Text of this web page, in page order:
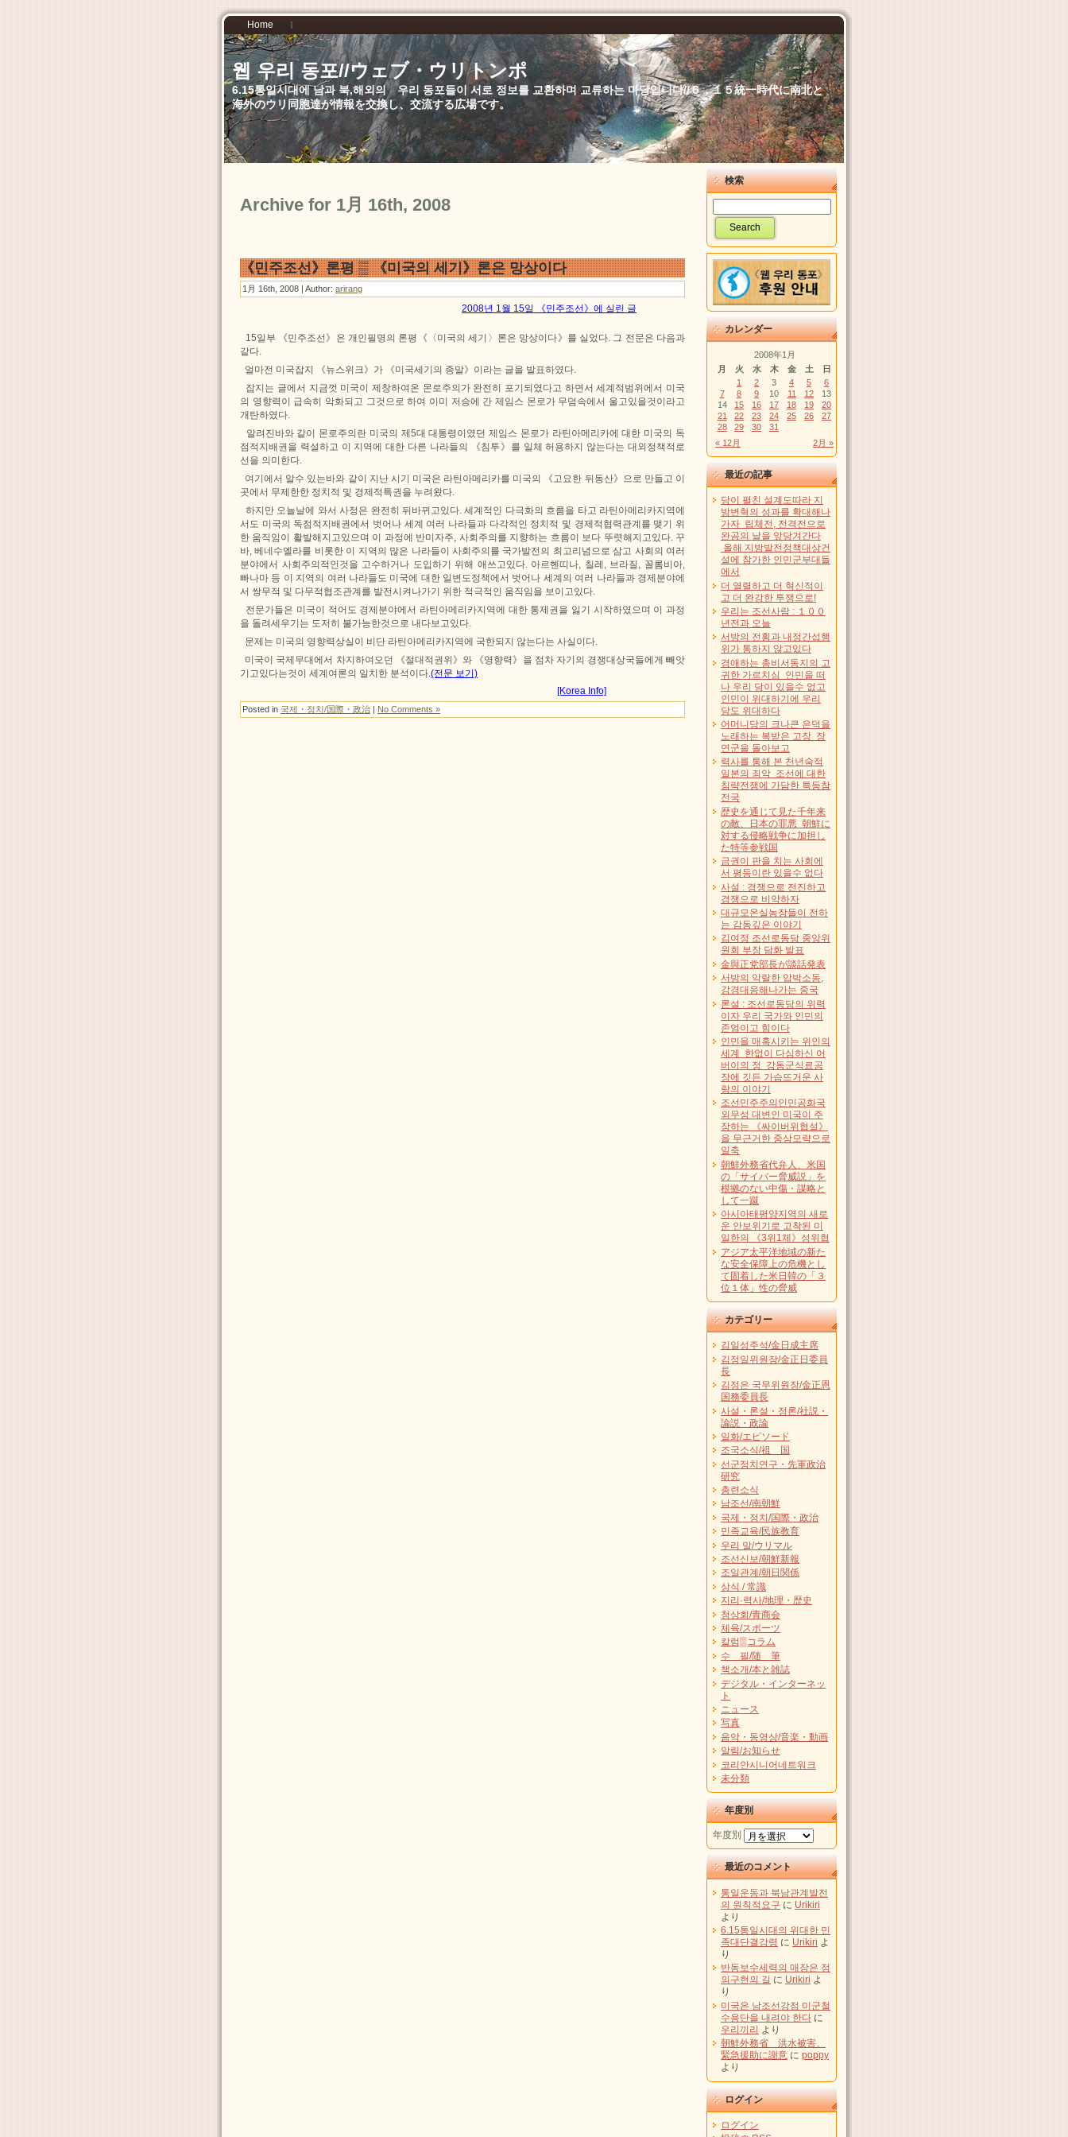
Home
웹 우리 동포//ウェブ・ウリトンポ
6.15통일시대에 남과 북,해외의 우리 동포들이 서로 정보를 교환하며 교류하는 마당입니다//６．１５統一時代に南北と
海外のウリ同胞達が情報を交換し、交流する広場です。
Archive for 1月 16th, 2008
《민주조선》론평 ▒ 《미국의 세기》론은 망상이다
1月 16th, 2008 | Author: arirang
2008년 1월 15일 《민주조선》에 실린 글
15일부 《민주조선》은 개인필명의 론평《〈미국의 세기〉론은 망상이다》를 실었다. 그 전문은 다음과
같다.
얼마전 미국잡지 《뉴스위크》가 《미국세기의 종말》이라는 글을 발표하였다.
잡지는 글에서 지금껏 미국이 제창하여온 몬로주의가 완전히 포기되였다고 하면서 세계적범위에서 미국
의 영향력이 급속히 악화되고 그것으로 하여 이미 저승에 간 제임스 몬로가 무덤속에서 울고있을것이라고
개탄하였다.
알려진바와 같이 몬로주의란 미국의 제5대 대통령이였던 제임스 몬로가 라틴아메리카에 대한 미국의 독
점적지배권을 력설하고 이 지역에 대한 다른 나라들의 《침투》를 일체 허용하지 않는다는 대외정책적로
선을 의미한다.
여기에서 알수 있는바와 같이 지난 시기 미국은 라틴아메리카를 미국의 《고요한 뒤동산》으로 만들고 이
곳에서 무제한한 정치적 및 경제적특권을 누려왔다.
하지만 오늘날에 와서 사정은 완전히 뒤바뀌고있다. 세계적인 다극화의 흐름을 타고 라틴아메리카지역에
서도 미국의 독점적지배권에서 벗어나 세계 여러 나라들과 다각적인 정치적 및 경제적협력관계를 맺기 위
한 움직임이 활발해지고있으며 이 과정에 반미자주, 사회주의를 지향하는 흐름이 보다 뚜렷해지고있다. 꾸
바, 베네수엘라를 비롯한 이 지역의 많은 나라들이 사회주의를 국가발전의 최고리념으로 삼고 사회의 여러
분야에서 사회주의적인것을 고수하거나 도입하기 위해 애쓰고있다. 아르헨띠나, 칠레, 브라질, 꼴롬비아,
빠나마 등 이 지역의 여러 나라들도 미국에 대한 일변도정책에서 벗어나 세계의 여러 나라들과 경제분야에
서 쌍무적 및 다무적협조관계를 발전시켜나가기 위한 적극적인 움직임을 보이고있다.
전문가들은 미국이 적어도 경제분야에서 라틴아메리카지역에 대한 통제권을 잃기 시작하였으며 이 과정
을 돌려세우기는 도저히 불가능한것으로 내다보고있다.
문제는 미국의 영향력상실이 비단 라틴아메리카지역에 국한되지 않는다는 사실이다.
미국이 국제무대에서 차지하여오던 《절대적권위》와 《영향력》을 점차 자기의 경쟁대상국들에게 빼앗
기고있다는것이 세계여론의 일치한 분석이다. (전문 보기)
[Korea Info]
Posted in 국제・정치/国際・政治 | No Comments »
検索
カレンダー
2008年1月
月
火 水 木 金 土 日
« 12月 2月 »
1 2 3 4 5
6
7
8 9 10 11 12
13
14
15 16 17 18 19
20
21
22 23 24 25 26
27
28
29 30 31
最近の記事
당이 펼친 설계도따라 지
방변혁의 성과를 확대해나
가자 립체전, 전격전으로
완공의 날을 앞당겨간다
올해 지방발전정책대상건
설에 참가한 인민군부대들
에서
더 열렬하고 더 혁신적이
고 더 완강한 투쟁으로!
우리는 조선사람 : １００
년전과 오늘
서방의 전횡과 내정간섭행
위가 통하지 않고있다
경애하는 총비서동지의 고
귀한 가르치심 인민을 떠
나 우리 당이 있을수 없고
인민이 위대하기에 우리
당도 위대하다
어머니당의 크나큰 은덕을
노래하는 복받은 고장 장
연군을 돌아보고
력사를 통해 본 천년숙적
일본의 죄악 조선에 대한
침략전쟁에 가담한 특등참
전국
歴史を通じて見た千年来
の敵、日本の罪悪 朝鮮に
対する侵略戦争に加担し
た特等参戦国
금권이 판을 치는 사회에
서 평등이란 있을수 없다
사설 : 경쟁으로 전진하고
경쟁으로 비약하자
대규모온실농장들이 전하
는 감동깊은 이야기
김여정 조선로동당 중앙위
원회 부장 담화 발표
金與正党部長が談話発表
서방의 악랄한 압박소동,
강경대응해나가는 중국
론설 : 조선로동당의 위력
이자 우리 국가와 인민의
존엄이고 힘이다
인민을 매혹시키는 위인의
세계 한없이 다심하신 어
버이의 정 강동군식료공
장에 깃든 가슴뜨거운 사
랑의 이야기
조선민주주의인민공화국
외무성 대변인 미국이 주
장하는 《싸이버위협설》
을 무근거한 중상모략으로
일축
朝鮮外務省代弁人、米国
の「サイバー脅威説」を
根拠のない中傷・謀略と
して一蹴
아시아태평양지역의 새로
운 안보위기로 고착된 미
일한의 《3위1체》성위협
アジア太平洋地域の新た
な安全保障上の危機とし
て固着した米日韓の「３
位１体」性の脅威
カテゴリー
김일성주석/金日成主席
김정일위원장/金正日委員
長
김정은 국무위원장/金正恩
国務委員長
사설・론설・정론/社説・
論説・政論
일화/エピソード
조국소식/祖 国
선군정치연구・先軍政治
研究
총련소식
남조선/南朝鮮
국제・정치/国際・政治
민족교육/民族教育
우리 말/ウリマル
조선신보/朝鮮新報
조일관계/朝日関係
상식 / 常識
지리·력사/地理・歴史
청상회/青商会
체육/スポーツ
칼럼▒コラム
수 필/随 筆
책소개/本と雑誌
デジタル・インターネッ
ト
ニュース
写真
음악・동영상/音楽・動画
알림/お知らせ
코리안시니어네트워크
未分類
年度別
年度別
最近のコメント
통일운동과 북남관계발전
의 원칙적요구 に Urikiri
より
6.15통일시대의 위대한 민
족대단결강령 に Urikiri よ
り
반동보수세력의 매장은 정
의구현의 길 に Urikiri よ
り
미국은 남조선강점 미군철
수용단을 내려야 한다 に
우리끼리 より
朝鮮外務省 洪水被害、
緊急援助に謝意 に poppy
より
ログイン
ログイン